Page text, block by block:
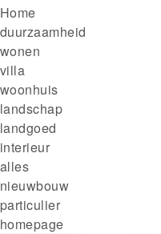
Kruimelpad
Home
duurzaamheid
wonen
villa
woonhuis
landschap
landgoed
interieur
alles
nieuwbouw
particulier
homepage